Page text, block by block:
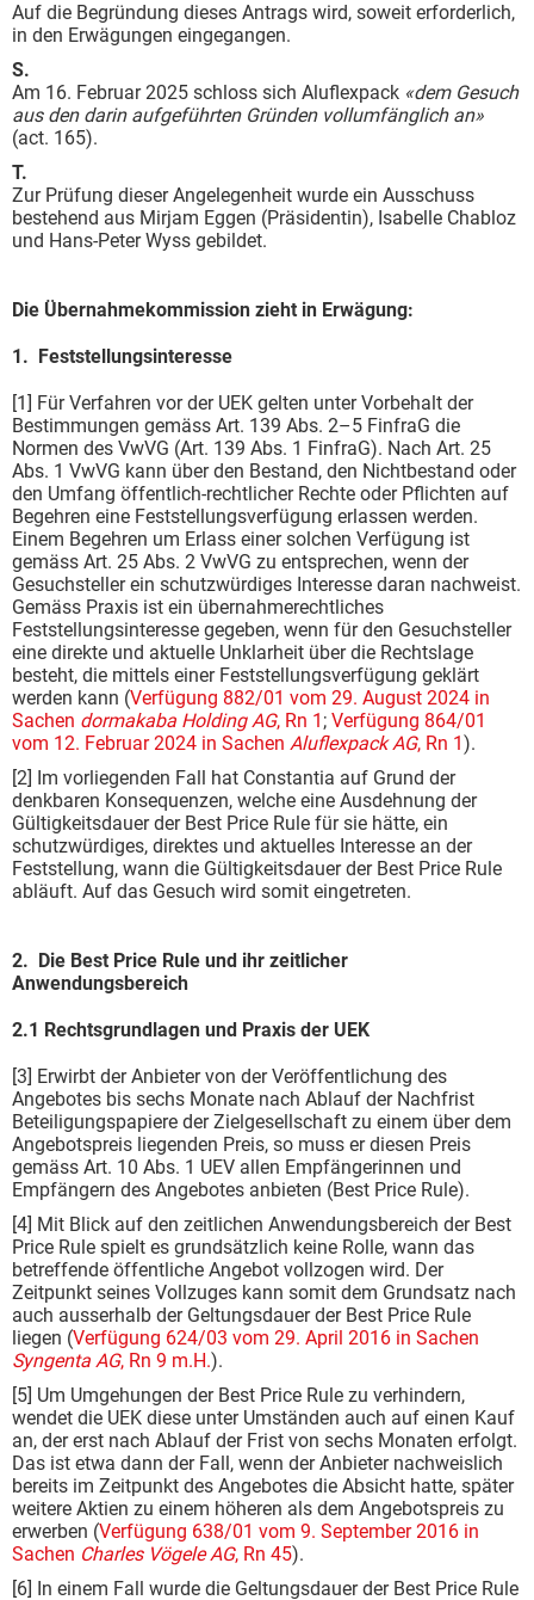
Auf die Begründung dieses Antrags wird, soweit erforderlich,
in den Erwägungen eingegangen.
S.
Am 16. Februar 2025 schloss sich Aluflexpack «dem Gesuch
aus den darin aufgeführten Gründen vollumfänglich an»
(act. 165).
T.
Zur Prüfung dieser Angelegenheit wurde ein Ausschuss
bestehend aus Mirjam Eggen (Präsidentin), Isabelle Chabloz
und Hans-Peter Wyss gebildet.
Die Übernahmekommission zieht in Erwägung:
1. Feststellungsinteresse
[1] Für Verfahren vor der UEK gelten unter Vorbehalt der
Bestimmungen gemäss Art. 139 Abs. 2–5 FinfraG die
Normen des VwVG (Art. 139 Abs. 1 FinfraG). Nach Art. 25
Abs. 1 VwVG kann über den Bestand, den Nichtbestand oder
den Umfang öffentlich-rechtlicher Rechte oder Pflichten auf
Begehren eine Feststellungsverfügung erlassen werden.
Einem Begehren um Erlass einer solchen Verfügung ist
gemäss Art. 25 Abs. 2 VwVG zu entsprechen, wenn der
Gesuchsteller ein schutzwürdiges Interesse daran nachweist.
Gemäss Praxis ist ein übernahmerechtliches
Feststellungsinteresse gegeben, wenn für den Gesuchsteller
eine direkte und aktuelle Unklarheit über die Rechtslage
besteht, die mittels einer Feststellungsverfügung geklärt
werden kann (Verfügung 882/01 vom 29. August 2024 in
Sachen dormakaba Holding AG, Rn 1 ; Verfügung 864/01
vom 12. Februar 2024 in Sachen Aluflexpack AG, Rn 1).
[2] Im vorliegenden Fall hat Constantia auf Grund der
denkbaren Konsequenzen, welche eine Ausdehnung der
Gültigkeitsdauer der Best Price Rule für sie hätte, ein
schutzwürdiges, direktes und aktuelles Interesse an der
Feststellung, wann die Gültigkeitsdauer der Best Price Rule
abläuft. Auf das Gesuch wird somit eingetreten.
2. Die Best Price Rule und ihr zeitlicher
Anwendungsbereich
2.1 Rechtsgrundlagen und Praxis der UEK
[3] Erwirbt der Anbieter von der Veröffentlichung des
Angebotes bis sechs Monate nach Ablauf der Nachfrist
Beteiligungspapiere der Zielgesellschaft zu einem über dem
Angebotspreis liegenden Preis, so muss er diesen Preis
gemäss Art. 10 Abs. 1 UEV allen Empfängerinnen und
Empfängern des Angebotes anbieten (Best Price Rule).
[4] Mit Blick auf den zeitlichen Anwendungsbereich der Best
Price Rule spielt es grundsätzlich keine Rolle, wann das
betreffende öffentliche Angebot vollzogen wird. Der
Zeitpunkt seines Vollzuges kann somit dem Grundsatz nach
auch ausserhalb der Geltungsdauer der Best Price Rule
liegen (Verfügung 624/03 vom 29. April 2016 in Sachen
Syngenta AG, Rn 9 m.H.).
[5] Um Umgehungen der Best Price Rule zu verhindern,
wendet die UEK diese unter Umständen auch auf einen Kauf
an, der erst nach Ablauf der Frist von sechs Monaten erfolgt.
Das ist etwa dann der Fall, wenn der Anbieter nachweislich
bereits im Zeitpunkt des Angebotes die Absicht hatte, später
weitere Aktien zu einem höheren als dem Angebotspreis zu
erwerben (Verfügung 638/01 vom 9. September 2016 in
Sachen Charles Vögele AG, Rn 45).
[6] In einem Fall wurde die Geltungsdauer der Best Price Rule